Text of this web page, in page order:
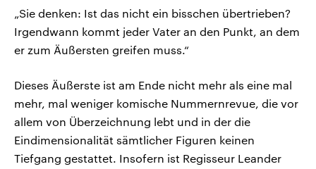
„Sie denken: Ist das nicht ein bisschen übertrieben?
Irgendwann kommt jeder Vater an den Punkt, an dem
er zum Äußersten greifen muss.“
Dieses Äußerste ist am Ende nicht mehr als eine mal
mehr, mal weniger komische Nummernrevue, die vor
allem von Überzeichnung lebt und in der die
Eindimensionalität sämtlicher Figuren keinen
Tiefgang gestattet. Insofern ist Regisseur Leander